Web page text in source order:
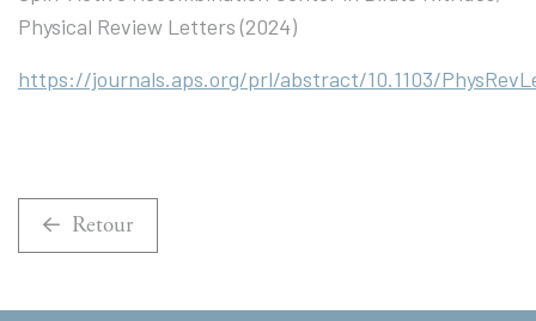
Physical Review Letters (2024)
https://journals.aps.org/prl/abstract/10.1103/
Retour